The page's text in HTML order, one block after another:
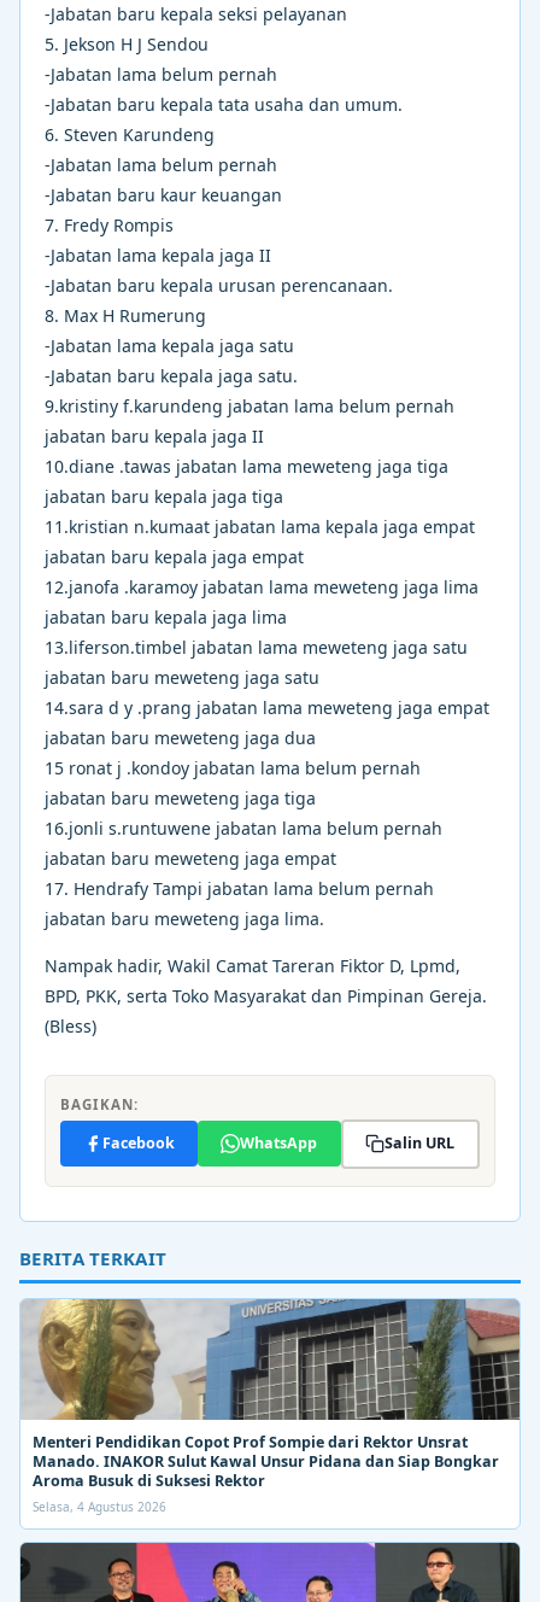
-Jabatan baru kepala seksi pelayanan
5. Jekson H J Sendou
-Jabatan lama belum pernah
-Jabatan baru kepala tata usaha dan umum.
6. Steven Karundeng
-Jabatan lama belum pernah
-Jabatan baru kaur keuangan
7. Fredy Rompis
-Jabatan lama kepala jaga II
-Jabatan baru kepala urusan perencanaan.
8. Max H Rumerung
-Jabatan lama kepala jaga satu
-Jabatan baru kepala jaga satu.
9.kristiny f.karundeng jabatan lama belum pernah
jabatan baru kepala jaga II
10.diane .tawas jabatan lama meweteng jaga tiga
jabatan baru kepala jaga tiga
11.kristian n.kumaat jabatan lama kepala jaga empat
jabatan baru kepala jaga empat
12.janofa .karamoy jabatan lama meweteng jaga lima
jabatan baru kepala jaga lima
13.liferson.timbel jabatan lama meweteng jaga satu
jabatan baru meweteng jaga satu
14.sara d y .prang jabatan lama meweteng jaga empat
jabatan baru meweteng jaga dua
15 ronat j .kondoy jabatan lama belum pernah
jabatan baru meweteng jaga tiga
16.jonli s.runtuwene jabatan lama belum pernah
jabatan baru meweteng jaga empat
17. Hendrafy Tampi jabatan lama belum pernah
jabatan baru meweteng jaga lima.
Nampak hadir, Wakil Camat Tareran Fiktor D, Lpmd,
BPD, PKK, serta Toko Masyarakat dan Pimpinan Gereja.
(Bless)
BAGIKAN:
Facebook WhatsApp Salin URL
BERITA TERKAIT
Menteri Pendidikan Copot Prof Sompie dari Rektor Unsrat
Manado. INAKOR Sulut Kawal Unsur Pidana dan Siap Bongkar
Aroma Busuk di Suksesi Rektor
Selasa, 4 Agustus 2026